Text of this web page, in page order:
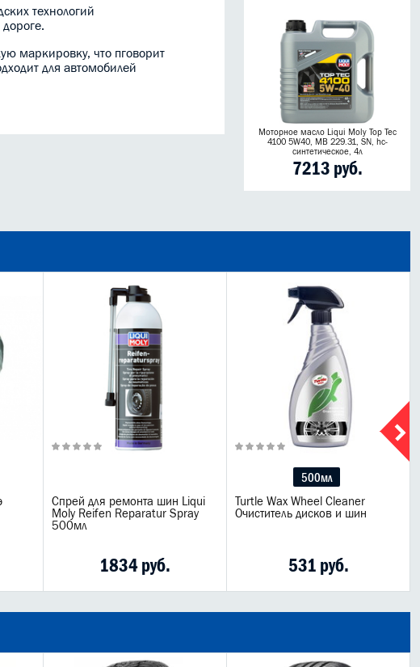
технологий
маркировку, что пговорит
для автомобилей
Моторное масло Liqui Moly Top Tec
4100 5W40, MB 229.31, SN, hc-
синтетическое, 4л
7213 руб.
Спрей для ремонта шин Liqui
Moly Reifen Reparatur Spray
500мл
1834 руб.
500мл
Turtle Wax Wheel Cleaner
Очиститель дисков и шин
531 руб.